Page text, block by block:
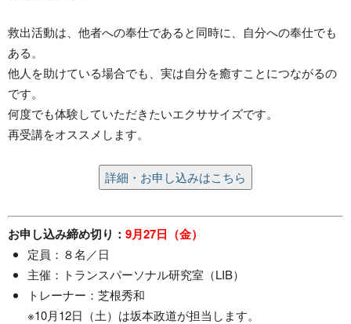
救出活動は、他者への奉仕であると同時に、自分への奉仕でも
ある。
他人を助けている場合でも、実は自分を癒すことにつながるの
です。
何度でも体験していただきたいエクササイズです。
再受講をオススメします。
詳細・お申し込みはこちら
お申し込み締め切り： 9月27日（金）
定員：８名／日
主催：トランスパーソナル研究室（LIB）
トレーナー：芝根秀和
※10月12日（土）は坂本政道が担当します。